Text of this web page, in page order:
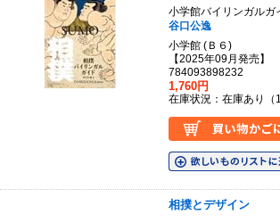
小学館バイリンガル
谷口公逸
小学館 (Ｂ６)
【2025年09月発売
784093898232
1,760円
在庫状況：在庫あり（
相撲とデザイン